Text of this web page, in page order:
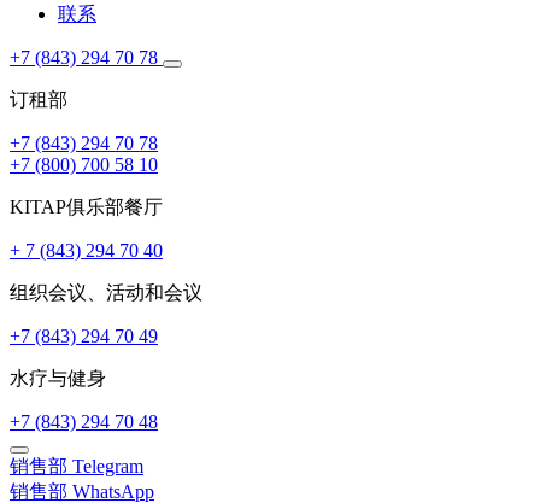
联系
+7 (843) 294 70 78
订租部
+7 (843) 294 70 78
+7 (800) 700 58 10
KITAP俱乐部餐厅
+ 7 (843) 294 70 40
组织会议、活动和会议
+7 (843) 294 70 49
水疗与健身
+7 (843) 294 70 48
销售部 Telegram
销售部 WhatsApp